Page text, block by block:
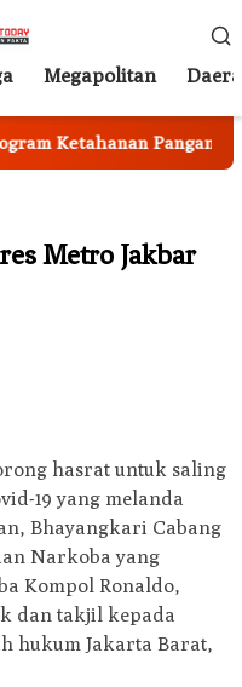
Megapolitan
Ketahanan Pangan
Metro Jakbar
hasrat untuk saling
19 yang melanda
Bhayangkari Cabang
Narkoba yang
Kompol Ronaldo,
dan takjil kepada
hukum Jakarta Barat,